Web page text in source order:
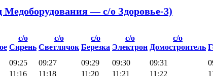
Медоборудования — с/о Здоровье-3)
с/о
Сирень
с/о
Светлячок
с/о
Березка
с/о
Электрон
с/о
Домостроитель
09:25 09:27 09:29 09:30 09:31
11:16 11:18 11:20 11:21 11:22